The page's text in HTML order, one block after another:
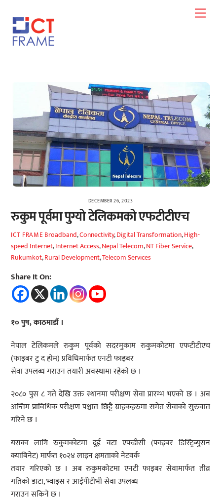
content
DECEMBER 26, 2023
रुकुम पूर्वमा पुग्यो टेलिकमको एफटीटीएच
ICT FRAME Broadband,Connectivity,Digital Transformation,High-
speed Internet,Internet Access,Nepal Telecom,NT Fiber Service,
Rukumkot,Rural Development,Telecom Services
Share It On:
१० पुष, काठमाडौं ।
नेपाल टेलिकमले रुकुम पूर्वको सदरमुकाम रुकुमकोटमा एफटीटीएच
(फाइबर टु द होम) प्रविधिमार्फत एनटी फाइबर
सेवा उपलब्ध गराउन तयारी अवस्थामा रहेको छ ।
२०८० पुस ८ गते देखि उक्त स्थानमा परीक्षण सेवा प्रारम्भ भएको छ । अब
अन्तिम प्राविधिक परीक्षण पश्चात छिट्टै ग्राहकहरुमा समेत सेवाको सुरुवात
गरिने छ ।
यसका लागि रुकुमकोटमा दुई वटा एफडीसी (फाइबर डिस्ट्रिब्युसन
क्याबिनेट) मार्फत १०२४ लाइन क्षमताको नेटवर्क
तयार गरिएको छ । अब रुकुमकोटमा एनटी फाइबर सेवामार्फत तीव्र
गतिको डाटा, भ्वाइस र आईपीटीभी सेवा उपलब्ध
गराउन सकिने छ ।